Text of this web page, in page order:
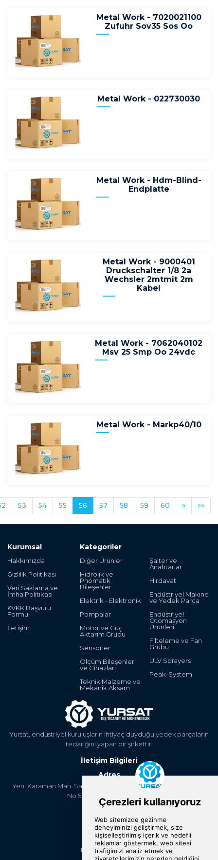
Metal Work - 7020021100
Zufuhr Sov35 Sos Oo
Metal Work - 022730030
Metal Work - Hdm-Blind-
Endplatte
Metal Work - 9000401
Druckschalter 1/8 2a
Wechsler 2mtmit 2m
Kabel
Metal Work - 7062040102
Msv 25 Smp Oo 24vdc
Metal Work - Markp40/10
53 54 55 56 57 58 59 60 » »»
Yursat, endüstriyel kuruluşların ihtiyaç duyduğu yedek parçaların
tedariğini yapan bir şirkettir.
Kurumsal
Hakkımızda
Gizlilik Politikası
Veri Saklama ve
İmha Politikası
KVKK Başvuru
Formu
İletişim
Kategoriler
Diğer Ürünler
Hidrolik ve
Pnömatik
Bileşenler
Elektrik - Elektronik
Pompalar
Motor ve Güç
Aktarım Grubu
Sensörler
Ölçüm Bileşenleri
ve Cihazları
Teknik Malzeme ve
Mekanik Aksam
Şalter ve
Anahtarlar
Hırdavat
Endüstriyel Makine
ve Yedek Parça
Endüstriyel
Otomasyon
Ürünleri
Filteleme ve Fan
Grubu
ULV Sprayers
Peak-System
İletişim Bilgileri
Adres
Yeni Karaman Mah. Sanayi Cad. 4. Kantar Sok. Asya Plaza Kat:5
No:505 Osmangazi/BURSA
+90 224 2400304
E-Posta
info@yursat.com.tr